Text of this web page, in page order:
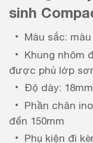
sinh
Màu sắc:
Khung nhôm
được phủ lớp
Độ dày: 18mm
Phần chân
đến 150mm
Phụ kiện đi